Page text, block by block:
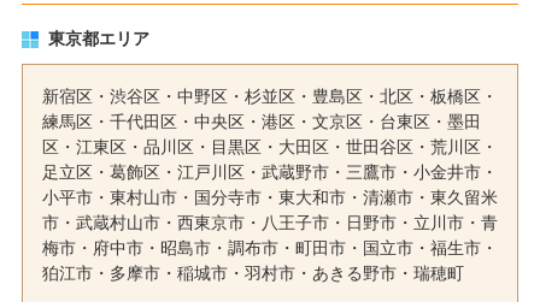
東京都エリア
新宿区・ 渋谷区・ 中野区・ 杉並区・ 豊島区・ 北区・ 板橋区・
練馬区・ 千代田区・ 中央区・ 港区・ 文京区・ 台東区・ 墨田
区・ 江東区・ 品川区・ 目黒区・ 大田区・ 世田谷区・ 荒川区・
足立区・ 葛飾区・ 江戸川区・ 武蔵野市・ 三鷹市・ 小金井市・
小平市・ 東村山市・ 国分寺市・ 東大和市・ 清瀬市・ 東久留米
市・ 武蔵村山市・ 西東京市・ 八王子市・ 日野市・ 立川市・ 青
梅市・ 府中市・ 昭島市・ 調布市・ 町田市・ 国立市・ 福生市・
狛江市・ 多摩市・ 稲城市・ 羽村市・ あきる野市・ 瑞穂町